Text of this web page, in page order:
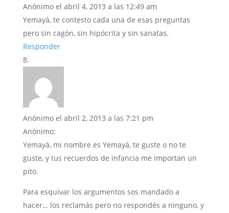
Anónimo el abril 4, 2013 a las 12:49 am
Yemayá, te contesto cada una de esas preguntas
pero sin cagón, sin hipócrita y sin sanatas.
Responder
Anónimo el abril 2, 2013 a las 7:21 pm
Anónimo:
Yemayá, mi nombre es Yemayá, te guste o no te
guste, y tus recuerdos de infancia me importan un
pito.
Para esquivar los argumentos sos mandado a
hacer… los reclamás pero no respondés a ninguno, y